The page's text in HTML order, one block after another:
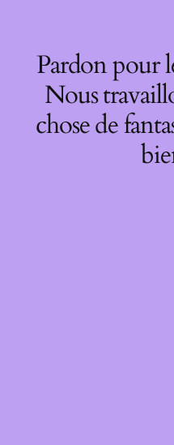
Pardon pour
Nous
chose de